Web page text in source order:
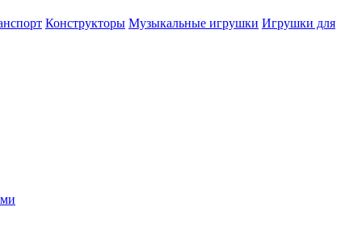
Конструкторы Музыкальные игрушки Игрушки для